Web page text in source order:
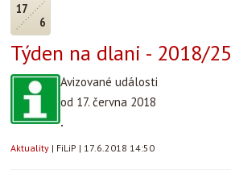
17
6
Týden na dlani - 2018/25
Avizované události
od 17. června 2018
.
Aktuality | FiLiP | 17.6.2018 14:50